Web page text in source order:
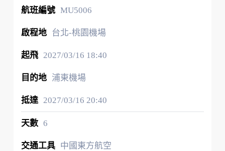
MU5006
台北-桃園機場
2027/03/16 18:40
浦東機場
2027/03/16 20:40
6
中國東方航空